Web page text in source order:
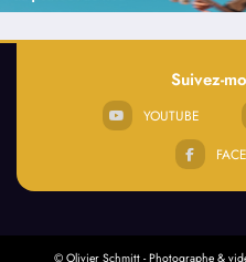
Suivez-
YOUTUBE
© Olivier Schmitt - Photographe &